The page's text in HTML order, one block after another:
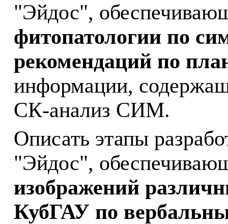
"Эйдос",
фитопатологии по
рекомендаций по
информации,
СК-анализ СИМ.
Описать этапы
"Эйдос",
изображений
КубГАУ по